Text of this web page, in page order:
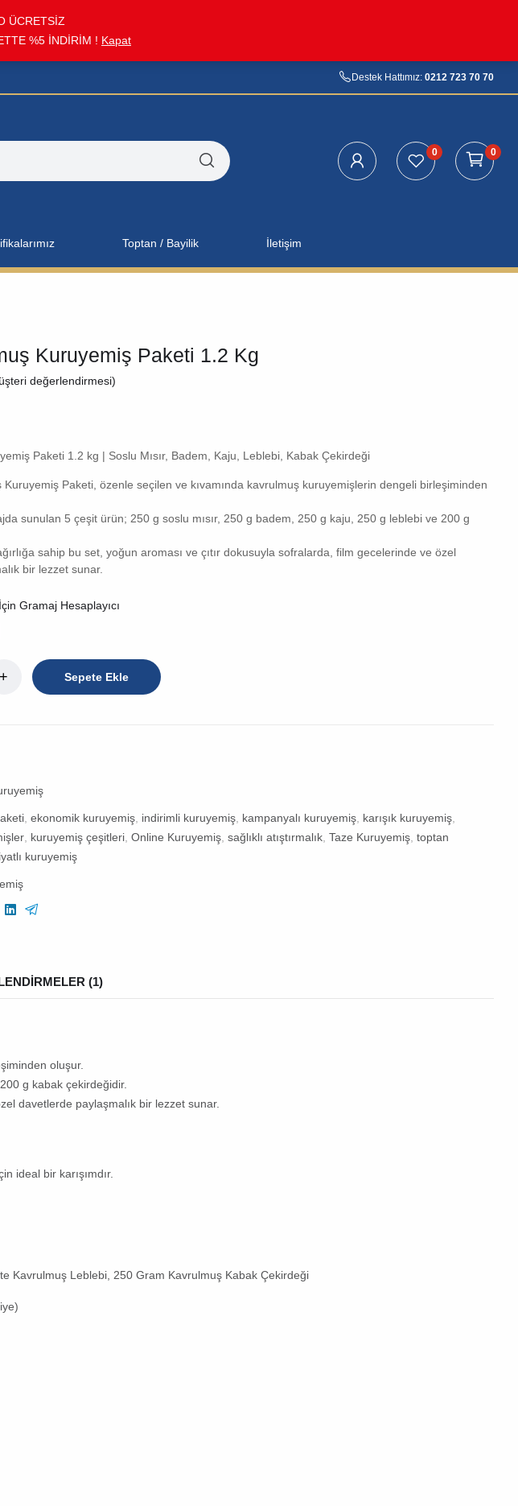
ÜCRETSİZ
%5 İNDİRİM ! Kapat
Destek Hattımız: 0212 723 70 70
0 0
Toptan / Bayilik İletişim
Kuruyemiş Paketi 1.2 Kg
değerlendirmesi)
Paketi 1.2 kg | Soslu Mısır, Badem, Kaju, Leblebi, Kabak Çekirdeği
Kuruyemiş Paketi, özenle seçilen ve kıvamında kavrulmuş kuruyemişlerin dengeli birleşiminden
sunulan 5 çeşit ürün; 250 g soslu mısır, 250 g badem, 250 g kaju, 250 g leblebi ve 200 g
sahip bu set, yoğun aroması ve çıtır dokusuyla sofralarda, film gecelerinde ve özel
bir lezzet sunar.
Gramaj Hesaplayıcı
Sepete Ekle
, ekonomik kuruyemiş, indirimli kuruyemiş, kampanyalı kuruyemiş, karışık kuruyemiş,
, kuruyemiş çeşitleri, Online Kuruyemiş, sağlıklı atıştırmalık, Taze Kuruyemiş, toptan
kuruyemiş
(1)
oluşur.
g kabak çekirdeğidir.
davetlerde paylaşmalık bir lezzet sunar.
ideal bir karışımdır.
Kavrulmuş Leblebi, 250 Gram Kavrulmuş Kabak Çekirdeği